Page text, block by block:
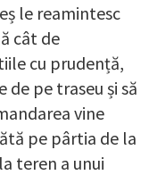
le reamintesc
cât de
cu prudență,
pe traseu și să
vine
pe pârtia de la
teren a unui